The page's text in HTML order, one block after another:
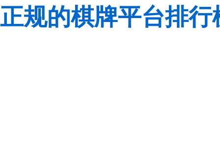
正规的棋牌平台排行